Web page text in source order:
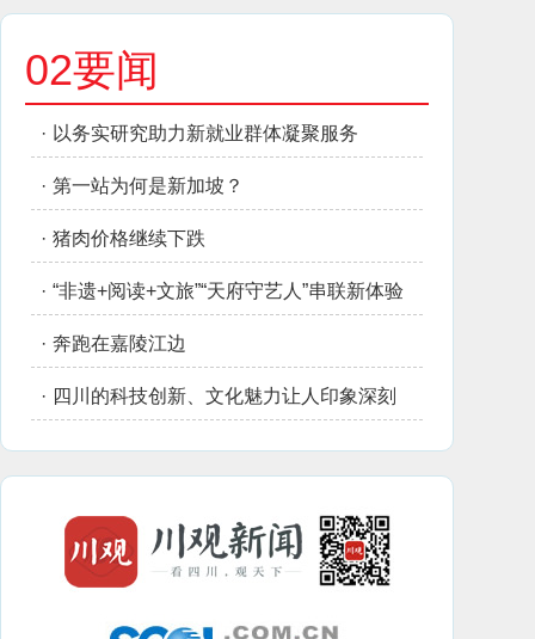
02要闻
· 以务实研究助力新就业群体凝聚服务
· 第一站为何是新加坡？
· 猪肉价格继续下跌
· “非遗+阅读+文旅”“天府守艺人”串联新体验
· 奔跑在嘉陵江边
· 四川的科技创新、文化魅力让人印象深刻